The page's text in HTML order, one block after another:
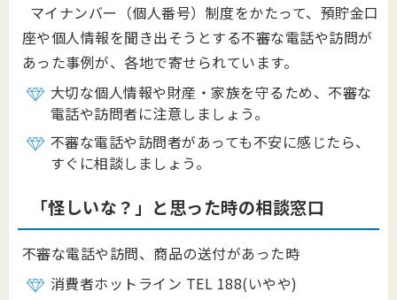
マイナンバー（個人番号）制度をかたって、預貯金口
座や個人情報を聞き出そうとする不審な電話や訪問が
あった事例が、各地で寄せられています。
大切な個人情報や財産・家族を守るため、不審な
電話や訪問者に注意しましょう。
不審な電話や訪問者があっても不安に感じたら、
すぐに相談しましょう。
「怪しいな？」と思った時の相談窓口
不審な電話や訪問、商品の送付があった時
消費者ホットライン TEL 188(いやや)